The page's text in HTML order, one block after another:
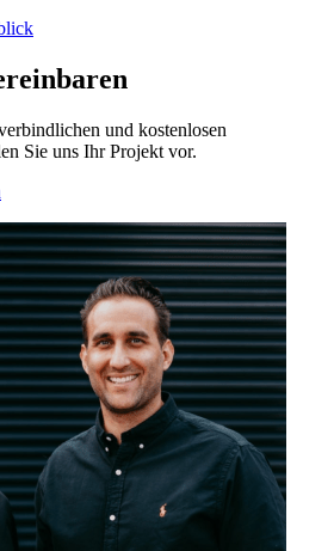
und kostenlosen
Sie uns Ihr Projekt vor.